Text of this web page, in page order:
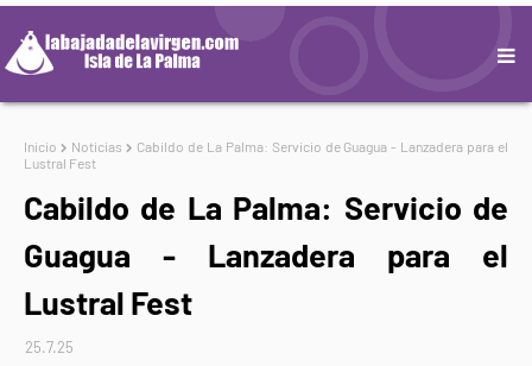
Inicio Noticias
Cabildo de La Palma: Servicio de Guagua - Lanzadera para el
Lustral Fest
Cabildo de La Palma: Servicio de
Guagua - Lanzadera para el
Lustral Fest
25.7.25